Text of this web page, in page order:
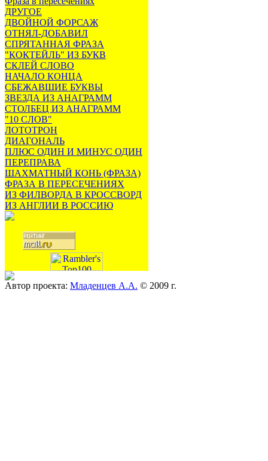
ДРУГОЕ
ДВОЙНОЙ ФОРСАЖ
ОТНЯЛ-ДОБАВИЛ
СПРЯТАННАЯ ФРАЗА
"КОКТЕЙЛЬ" ИЗ БУКВ
СКЛЕЙ СЛОВО
НАЧАЛО КОНЦА
СБЕЖАВШИЕ БУКВЫ
ЗВЕЗДА ИЗ АНАГРАММ
СТОЛБЕЦ ИЗ АНАГРАММ
"10 СЛОВ"
ЛОТОТРОН
ДИАГОНАЛЬ
ПЛЮС ОДИН И МИНУС ОДИН
ПЕРЕПРАВА
ШАХМАТНЫЙ КОНЬ (ФРАЗА)
ФРАЗА В ПЕРЕСЕЧЕНИЯХ
ИЗ ФИЛВОРДА В КРОССВОРД
ИЗ АНГЛИИ В РОССИЮ
Автор проекта: Младенцев А.А. © 2009 г.